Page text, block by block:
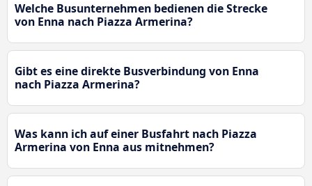
Welche Busunternehmen bedienen die Strecke
von Enna nach Piazza Armerina?
Gibt es eine direkte Busverbindung von Enna
nach Piazza Armerina?
Was kann ich auf einer Busfahrt nach Piazza
Armerina von Enna aus mitnehmen?